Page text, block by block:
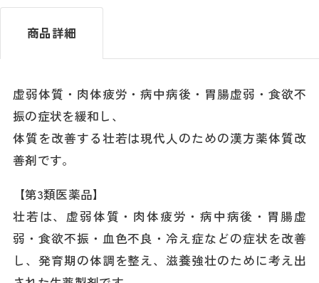
商品詳細
虚弱体質・肉体疲労・病中病後・胃腸虚弱・食欲不
振の症状を緩和し、
体質を改善する壮若は現代人のための漢方薬体質改
善剤です。
【第3類医薬品】
壮若は、虚弱体質・肉体疲労・病中病後・胃腸虚
弱・食欲不振・血色不良・冷え症などの症状を改善
し、発育期の体調を整え、滋養強壮のために考え出